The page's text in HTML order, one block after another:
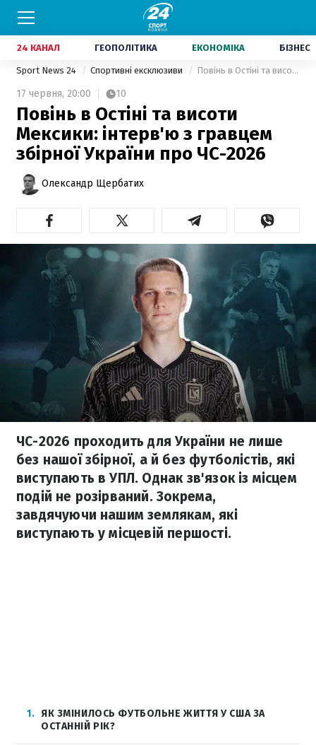
24 КАНАЛ ГЕОПОЛІТИКА ЕКОНОМІКА БІЗНЕС
Sport News 24 Спортивні ексклюзиви Повінь в Остіні та висоти Мексики: інтерв'ю з гравцем збірної України про ЧС-2026
17 червня, 20:00 10
Повінь в Остіні та висоти
Мексики: інтерв'ю з гравцем
збірної України про ЧС-2026
Олександр Щербатих
ЧС-2026 проходить для України не лише
без нашої збірної, а й без футболістів, які
виступають в УПЛ. Однак зв'язок із місцем
подій не розірваний. Зокрема,
завдячуючи нашим землякам, які
виступають у місцевій першості.
1
ЯК ЗМІНИЛОСЬ ФУТБОЛЬНЕ ЖИТТЯ У США ЗА
ОСТАННІЙ РІК?